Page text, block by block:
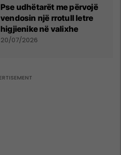
Pse udhëtarët me përvojë
vendosin një rrotull letre
higjienike në valixhe
20/07/2026